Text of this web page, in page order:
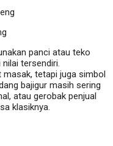
panci atau teko
tersendiri.
masak, tetapi juga simbol
bajigur masih sering
atau gerobak penjual
klasiknya.